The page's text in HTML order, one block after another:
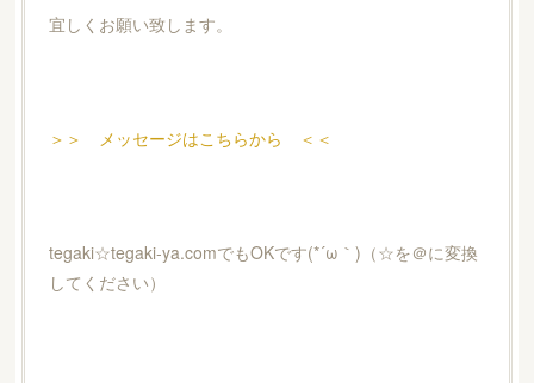
宜しくお願い致します。
＞＞ メッセージはこちらから ＜＜
tegaki☆tegaki-ya.comでもOKです(*´ω｀)（☆を＠に変換
してください）